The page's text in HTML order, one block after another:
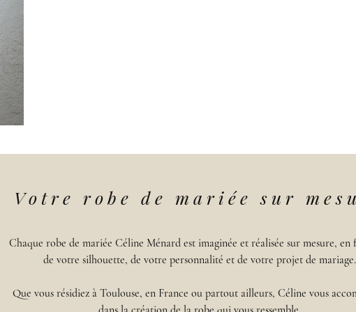
Votre robe de mariée sur
Chaque robe de mariée Céline Ménard est imaginée et réalisée sur mesure, en
de votre silhouette, de votre personnalité et de votre projet de mariage.
Que vous résidiez à Toulouse, en France ou partout ailleurs, Céline vous